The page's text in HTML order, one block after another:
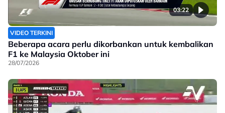
03:22
VIDEO TERKINI
Beberapa acara perlu dikorbankan untuk kembalikan
F1 ke Malaysia Oktober ini
28/07/2026